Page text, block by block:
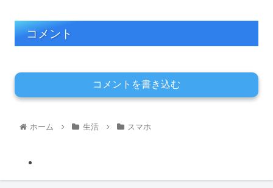
コメント
コメントを書き込む
ホーム 生活 スマホ